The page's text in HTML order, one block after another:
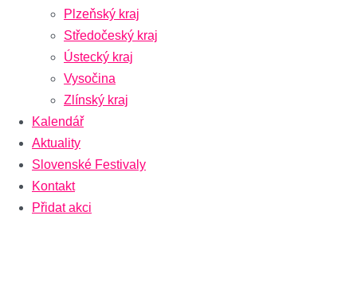
Plzeňský kraj
Středočeský kraj
Ústecký kraj
Vysočina
Zlínský kraj
Kalendář
Aktuality
Slovenské Festivaly
Kontakt
Přidat akci